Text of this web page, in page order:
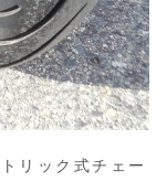
リック式チェー